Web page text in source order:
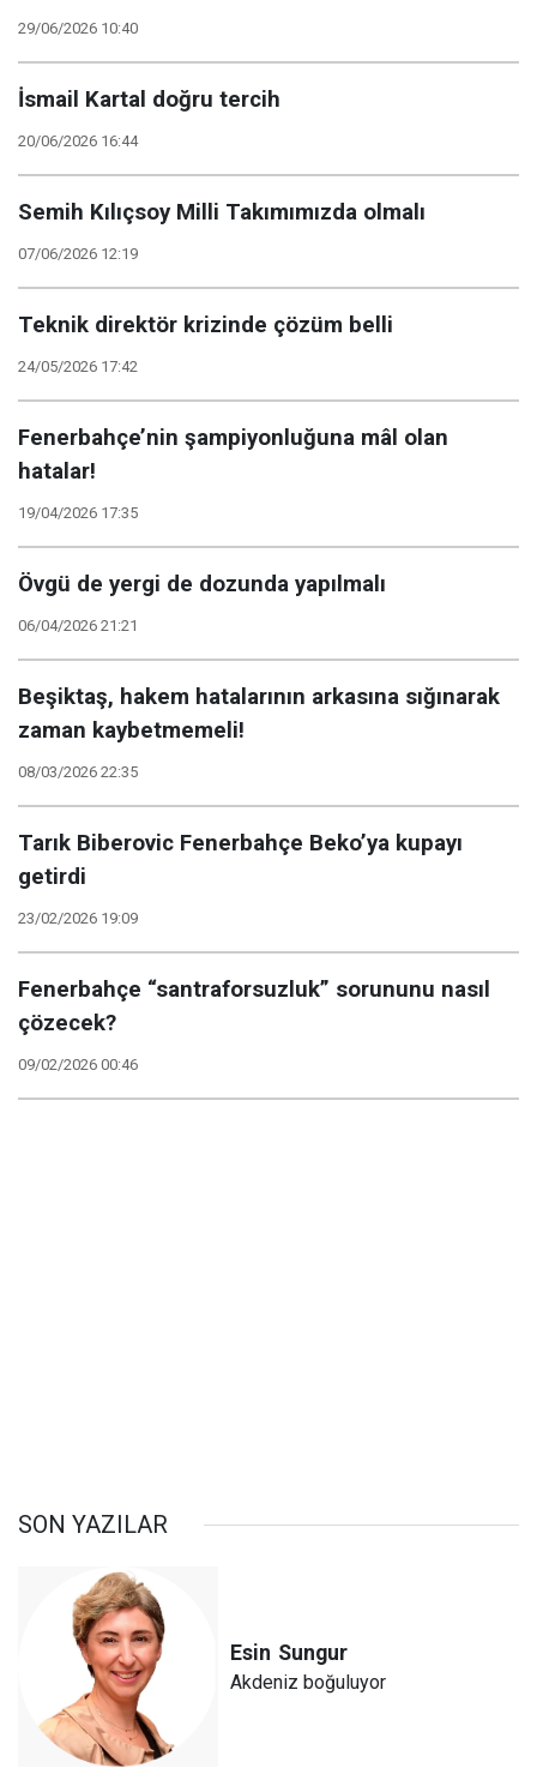
29/06/2026 10:40
İsmail Kartal doğru tercih
20/06/2026 16:44
Semih Kılıçsoy Milli Takımımızda olmalı
07/06/2026 12:19
Teknik direktör krizinde çözüm belli
24/05/2026 17:42
Fenerbahçe’nin şampiyonluğuna mâl olan
hatalar!
19/04/2026 17:35
Övgü de yergi de dozunda yapılmalı
06/04/2026 21:21
Beşiktaş, hakem hatalarının arkasına sığınarak
zaman kaybetmemeli!
08/03/2026 22:35
Tarık Biberovic Fenerbahçe Beko’ya kupayı
getirdi
23/02/2026 19:09
Fenerbahçe “santraforsuzluk” sorununu nasıl
çözecek?
09/02/2026 00:46
SON YAZILAR
Esin Sungur
Akdeniz boğuluyor